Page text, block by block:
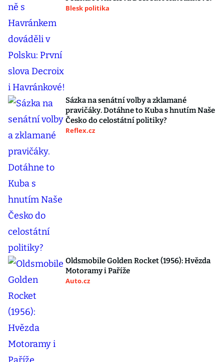
Blesk politika
Sázka na senátní volby a zklamané
pravičáky. Dotáhne to Kuba s hnutím Naše
Česko do celostátní politiky?
Reflex.cz
Oldsmobile Golden Rocket (1956): Hvězda
Motoramy i Paříže
Auto.cz